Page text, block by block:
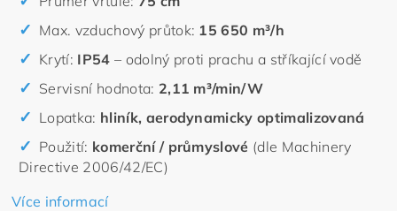
Max. vzduchový průtok: 15 650 m³/h
Krytí: IP54 – odolný proti prachu a stříkající vodě
Servisní hodnota: 2,11 m³/min/W
Lopatka: hliník, aerodynamicky optimalizovaná
Použití: komerční / průmyslové (dle Machinery
Directive 2006/42/EC)
Více informací